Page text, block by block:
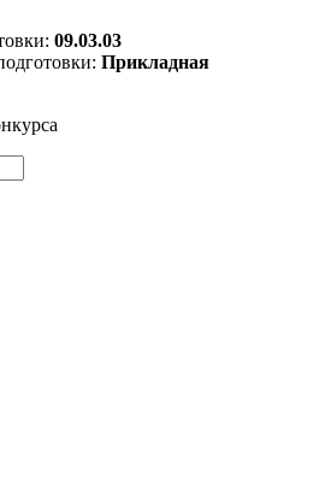
09.03.03
Прикладная